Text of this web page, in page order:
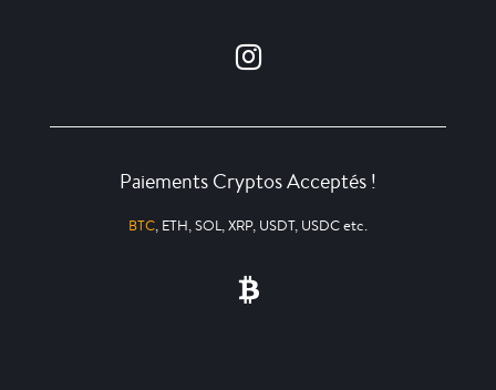
Paiements Cryptos Acceptés !
BTC, ETH, SOL, XRP, USDT, USDC etc.